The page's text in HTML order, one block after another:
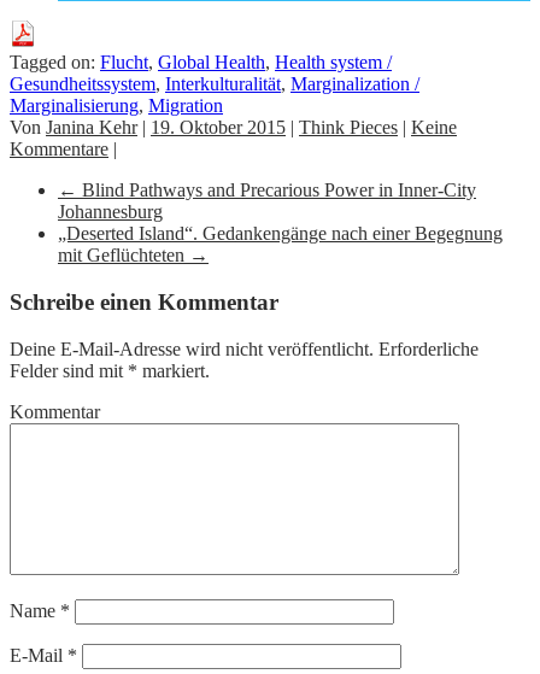
Tagged on: Flucht, Global Health, Health system /
Gesundheitssystem, Interkulturalität, Marginalization /
Marginalisierung, Migration
Von Janina Kehr| 19. Oktober 2015 | Think Pieces | Keine
Kommentare |
← Blind Pathways and Precarious Power in Inner-City
Johannesburg
„Deserted Island“. Gedankengänge nach einer Begegnung
mit Geflüchteten →
Schreibe einen Kommentar
Deine E-Mail-Adresse wird nicht veröffentlicht. Erforderliche
Felder sind mit * markiert.
Kommentar
Name *
E-Mail *